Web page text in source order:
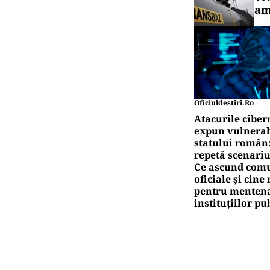
Oficiuldestiri.ro
Atacurile
expun
statului
repetă
Ce ascund
oficiale și cine
pentru
instituțiilor